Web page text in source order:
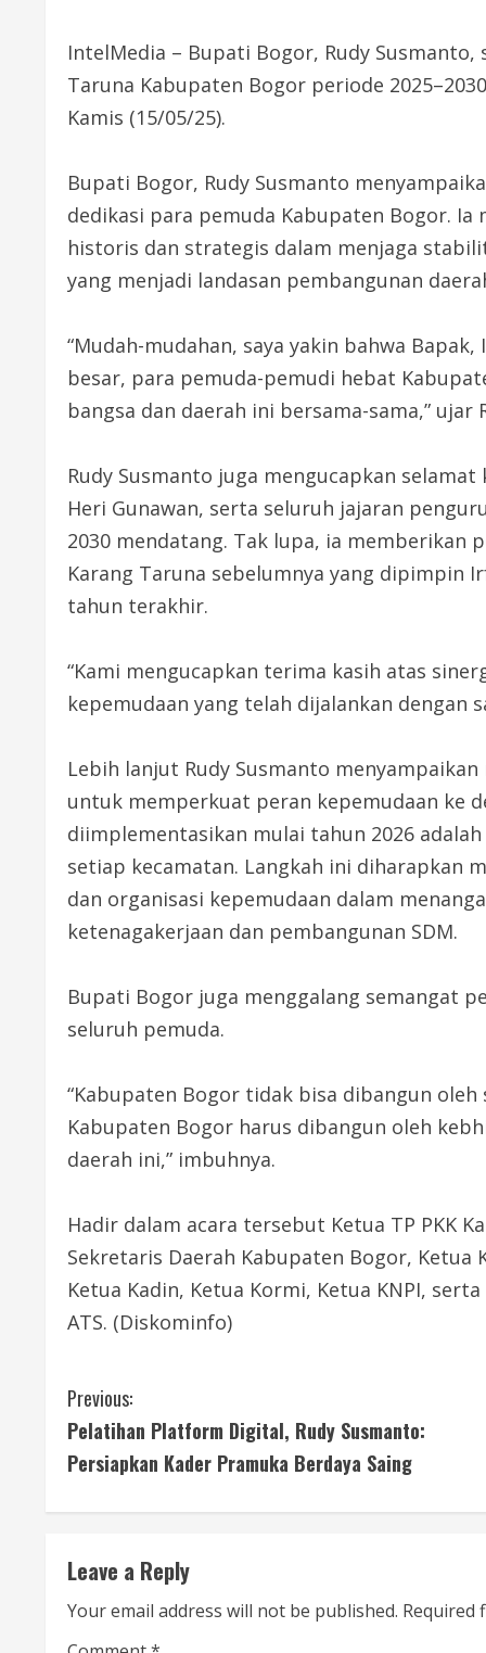
IntelMedia – Bupati Bogor, Rudy
Taruna Kabupaten Bogor periode
Kamis (15/05/25).
Bupati Bogor, Rudy Susmanto
dedikasi para pemuda Kabupaten Bogor.
historis dan strategis dalam menjaga
yang menjadi landasan pembangunan
“Mudah-mudahan, saya yakin bahwa
besar, para pemuda-pemudi hebat
bangsa dan daerah ini bersama-sama,” ujar
Rudy Susmanto juga mengucapkan
Heri Gunawan, serta seluruh jajaran
2030 mendatang. Tak lupa, ia memberikan
Karang Taruna sebelumnya yang dipimpin
tahun terakhir.
“Kami mengucapkan terima kasih atas
kepemudaan yang telah dijalankan dengan
Lebih lanjut Rudy Susmanto
untuk memperkuat peran kepemudaan ke
diimplementasikan mulai tahun 2026
setiap kecamatan. Langkah ini diharapkan
dan organisasi kepemudaan dalam
ketenagakerjaan dan pembangunan SDM.
Bupati Bogor juga menggalang semangat
seluruh pemuda.
“Kabupaten Bogor tidak bisa dibangun
Kabupaten Bogor harus dibangun oleh
daerah ini,” imbuhnya.
Hadir dalam acara tersebut Ketua TP PKK
Sekretaris Daerah Kabupaten Bogor, Ketua
Ketua Kadin, Ketua Kormi, Ketua KNPI,
ATS. (Diskominfo)
C
o
i
n
Previous:
Pelatihan Platform Digital, Rudy Susmanto:
Persiapkan Kader Pramuka Berdaya Saing
Leave a Reply
Your email address will not be published. Required